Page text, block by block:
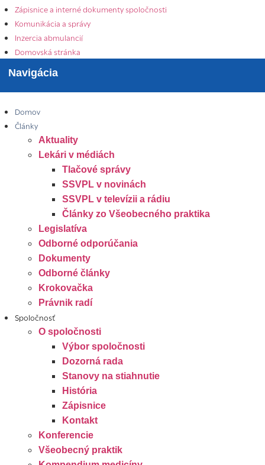
Zápisnice a interné dokumenty spoločnosti
Komunikácia a správy
Inzercia abmulancií
Domovská stránka
Navigácia
Domov
Články
Aktuality
Lekári v médiách
Tlačové správy
SSVPL v novinách
SSVPL v televízii a rádiu
Články zo Všeobecného praktika
Legislatíva
Odborné odporúčania
Dokumenty
Odborné články
Krokovačka
Právnik radí
Spoločnosť
O spoločnosti
Výbor spoločnosti
Dozorná rada
Stanovy na stiahnutie
História
Zápisnice
Kontakt
Konferencie
Všeobecný praktik